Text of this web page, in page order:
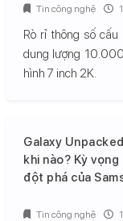
Rò rỉ thông số
dung lượng
hình 7 inch 2K.
Tin công nghệ
Galaxy
khi nào? Kỳ
đột phá của
Tin công nghệ